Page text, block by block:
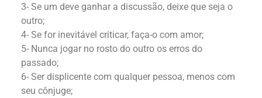
3- Se um deve ganhar a discussão, deixe que seja o
outro;
4- Se for inevitável criticar, faça-o com amor;
5- Nunca jogar no rosto do outro os erros do
passado;
6- Ser displicente com qualquer pessoa, menos com
seu cônjuge;